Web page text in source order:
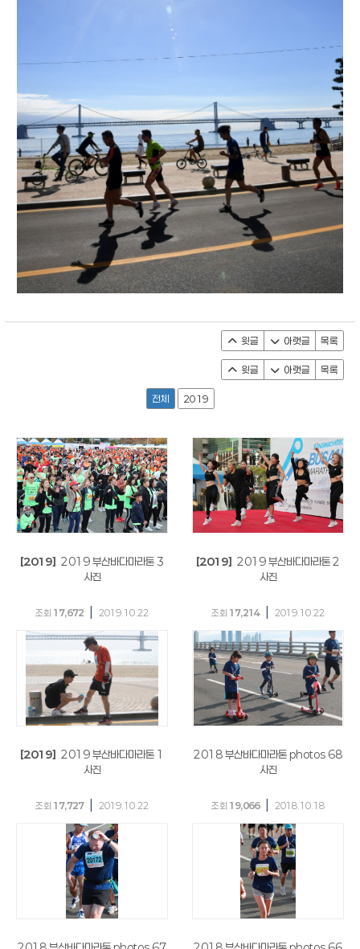
윗글 아랫글 목록
윗글 아랫글 목록
전체 2019
[2019] 2019 부산바다마라톤 3
사진
조회 17,672 2019.10.22
[2019] 2019 부산바다마라톤 2
사진
조회 17,214 2019.10.22
[2019] 2019 부산바다마라톤 1
사진
조회 17,727 2019.10.22
2018 부산바다마라톤 photos 68
사진
조회 19,066 2018.10.18